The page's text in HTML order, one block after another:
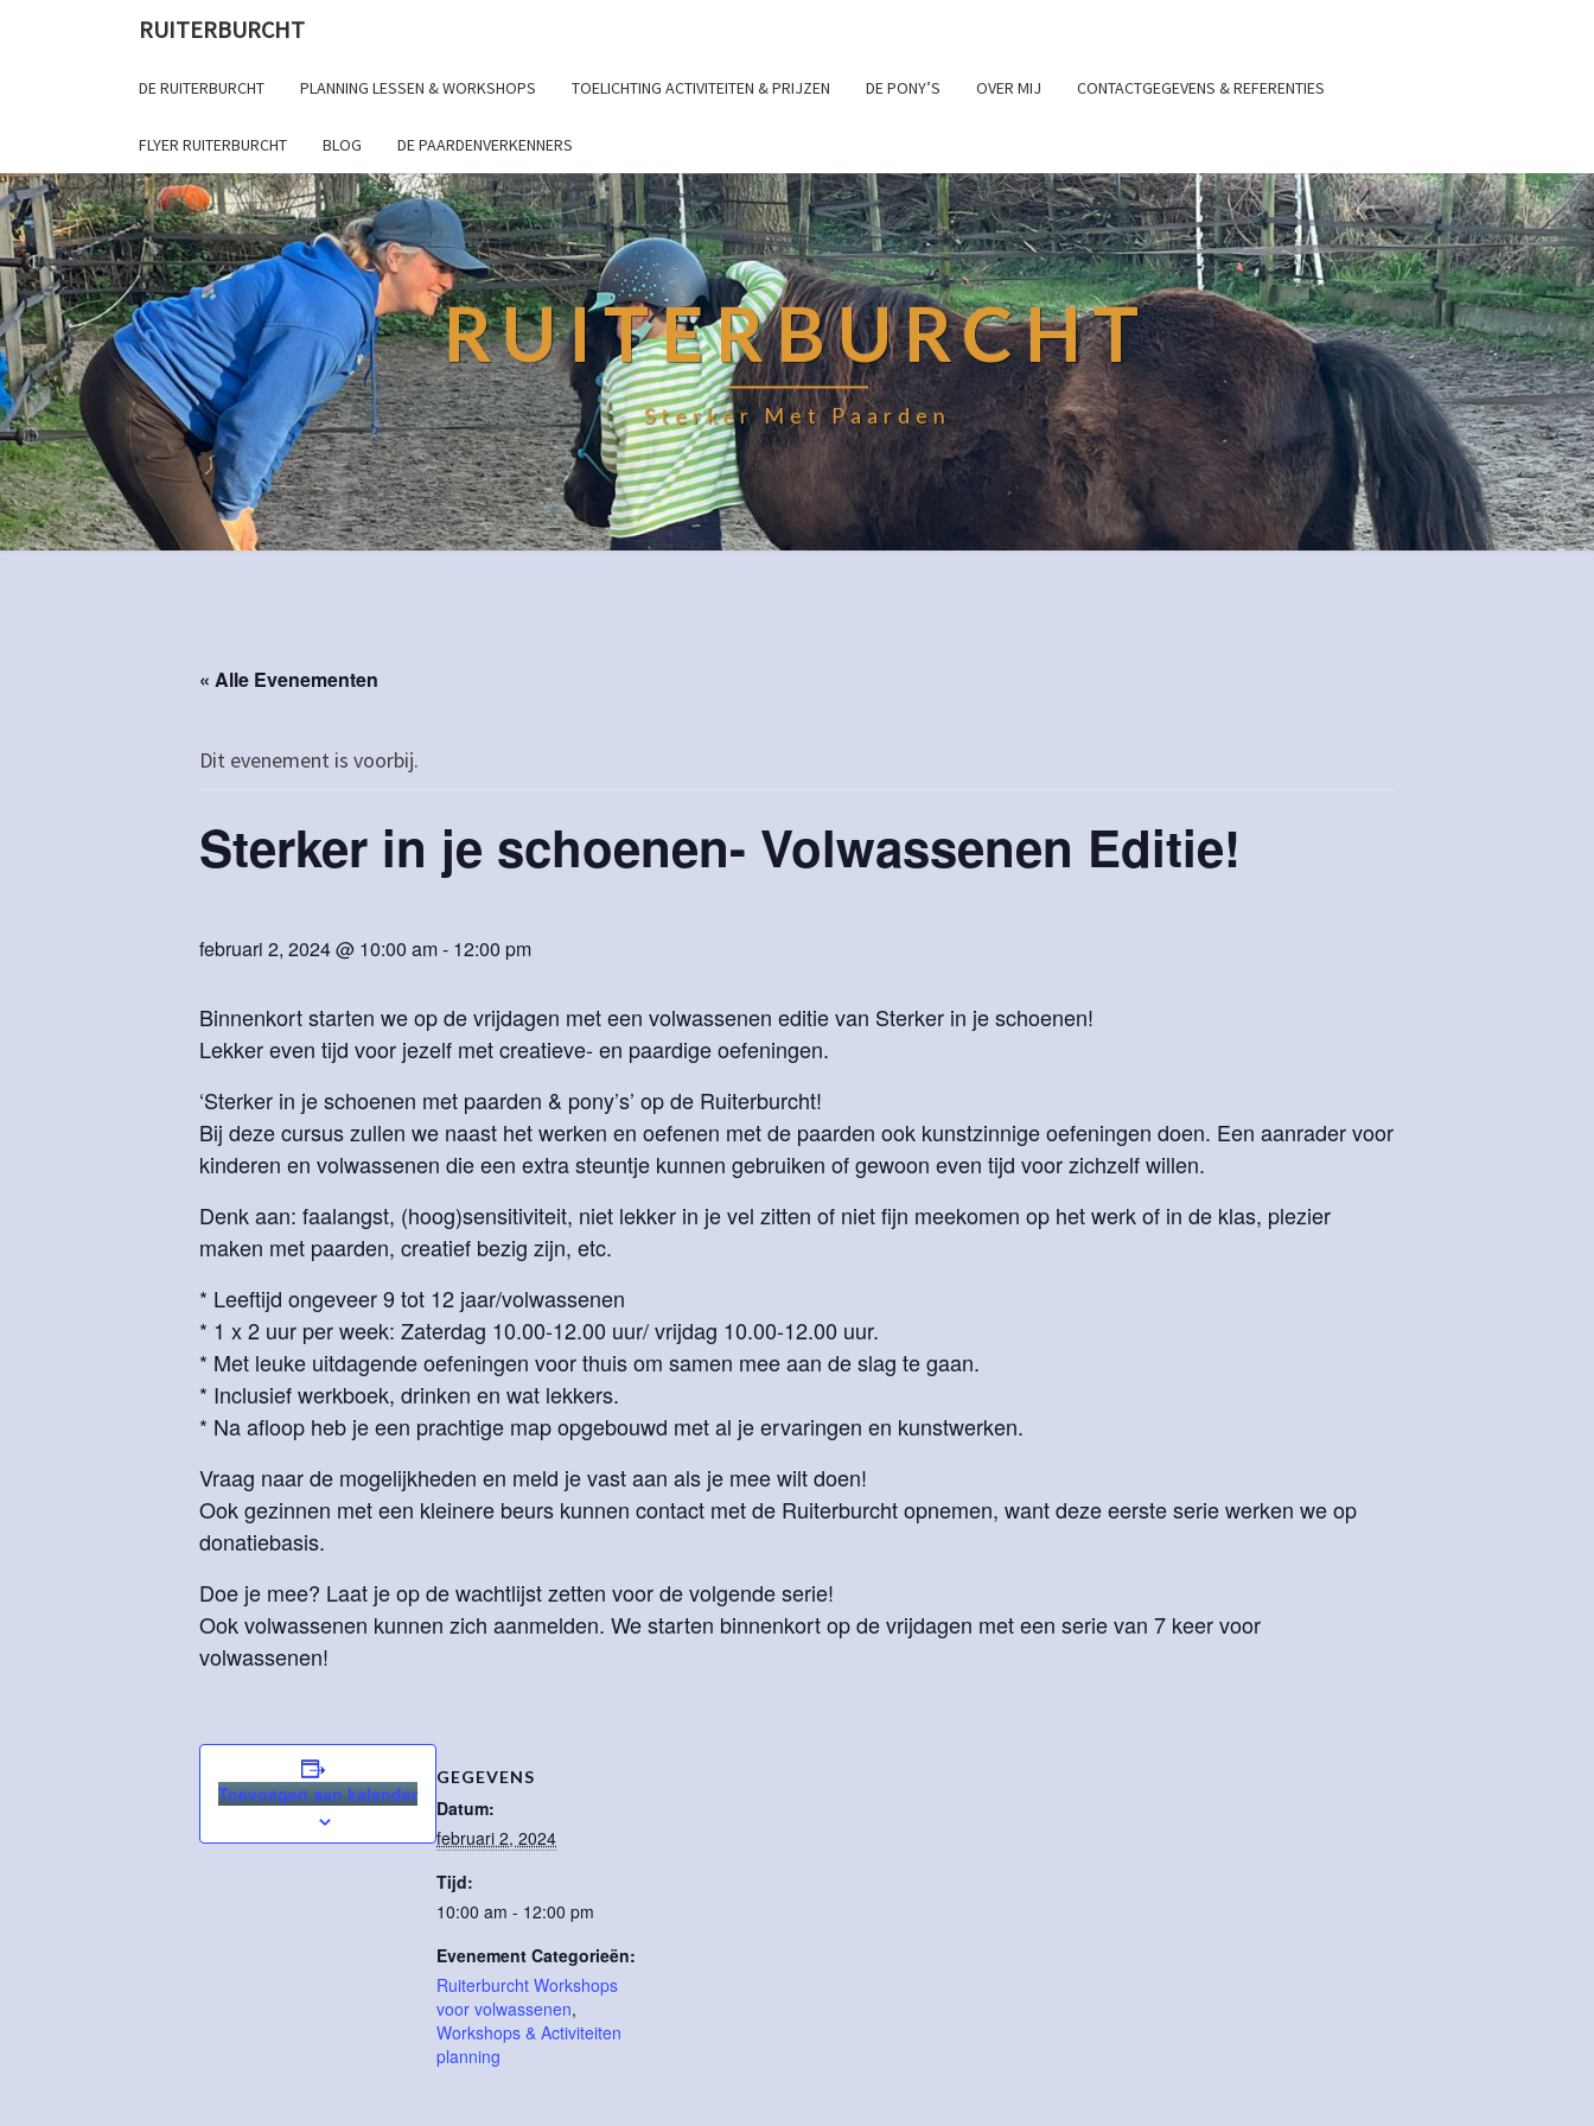
RUITERBURCHT
DE RUITERBURCHT PLANNING LESSEN & WORKSHOPS TOELICHTING ACTIVITEITEN & PRIJZEN DE PONY’S OVER MIJ CONTACTGEGEVENS & REFERENTIES
FLYER RUITERBURCHT BLOG DE PAARDENVERKENNERS
RUITERBURCHT
Sterker Met Paarden
« Alle Evenementen
Dit evenement is voorbij.
Sterker in je schoenen- Volwassenen Editie!
februari 2, 2024 @ 10:00 am- 12:00 pm
Binnenkort starten we op de vrijdagen met een volwassenen editie van Sterker in je schoenen!
Lekker even tijd voor jezelf met creatieve- en paardige oefeningen.
‘Sterker in je schoenen met paarden & pony’s’ op de Ruiterburcht!
Bij deze cursus zullen we naast het werken en oefenen met de paarden ook kunstzinnige oefeningen doen. Een aanrader voor
kinderen en volwassenen die een extra steuntje kunnen gebruiken of gewoon even tijd voor zichzelf willen.
Denk aan: faalangst, (hoog)sensitiviteit, niet lekker in je vel zitten of niet fijn meekomen op het werk of in de klas, plezier
maken met paarden, creatief bezig zijn, etc.
* Leeftijd ongeveer 9 tot 12 jaar/volwassenen
* 1 x 2 uur per week: Zaterdag 10.00-12.00 uur/ vrijdag 10.00-12.00 uur.
* Met leuke uitdagende oefeningen voor thuis om samen mee aan de slag te gaan.
* Inclusief werkboek, drinken en wat lekkers.
* Na afloop heb je een prachtige map opgebouwd met al je ervaringen en kunstwerken.
Vraag naar de mogelijkheden en meld je vast aan als je mee wilt doen!
Ook gezinnen met een kleinere beurs kunnen contact met de Ruiterburcht opnemen, want deze eerste serie werken we op
donatiebasis.
Doe je mee? Laat je op de wachtlijst zetten voor de volgende serie!
Ook volwassenen kunnen zich aanmelden. We starten binnenkort op de vrijdagen met een serie van 7 keer voor
volwassenen!
Toevoegen aan kalender
GEGEVENS
Datum:
februari 2, 2024
Tijd:
10:00 am - 12:00 pm
Evenement Categorieën:
Ruiterburcht Workshops
voor volwassenen,
Workshops & Activiteiten
planning